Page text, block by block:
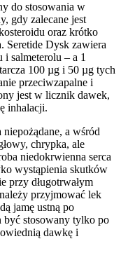
do stosowania w
gdy zalecane jest
oraz krótko
Seretide Dysk zawiera
i salmeterolu – a 1
100 µg i 50 µg tych
przeciwzapalne i
jest w licznik dawek,
inhalacji.
a wśród
chrypka, ale
niedokrwienna serca
wystąpienia skutków
przy długotrwałym
przyjmować lek
jamę ustną po
być stosowany tylko po
dawkę i